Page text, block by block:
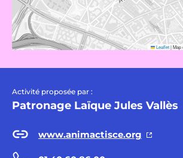
Leaflet|Map
Activité proposée par :
Patronage Laïque Jules Vallès
www.animactisce.org